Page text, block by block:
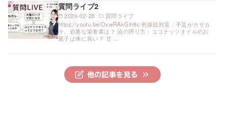
2026-02-28 質問ライブ
質問ライブ2
https://youtu.be/OxwRAkGin9c 乾燥肌対策：手足がカサカ
サ。必要な栄養素は？ 油の摂り方：ココナッツオイルのお
菓子は体に良い？ 甘 …
他の記事を見る